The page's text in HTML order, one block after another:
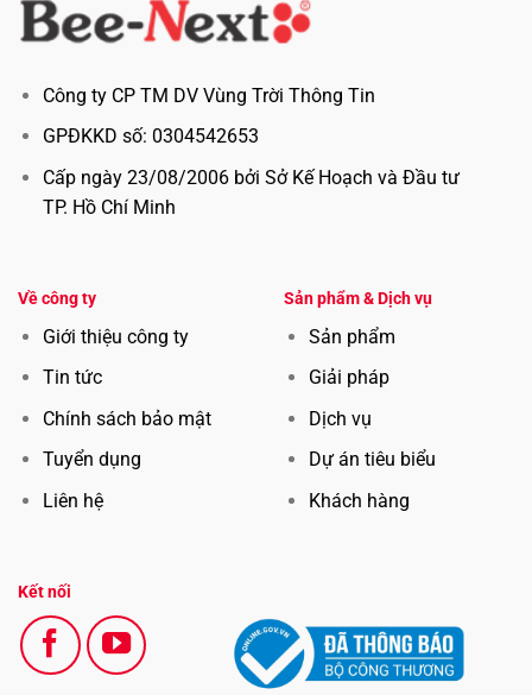
Công ty CP TM DV Vùng Trời Thông Tin
GPĐKKD số: 0304542653
Cấp ngày 23/08/2006 bởi Sở Kế Hoạch và Đầu tư
TP. Hồ Chí Minh
Về công ty
Giới thiệu công ty
Tin tức
Chính sách bảo mật
Tuyển dụng
Liên hệ
Sản phẩm & Dịch vụ
Sản phẩm
Giải pháp
Dịch vụ
Dự án tiêu biểu
Khách hàng
Kết nối